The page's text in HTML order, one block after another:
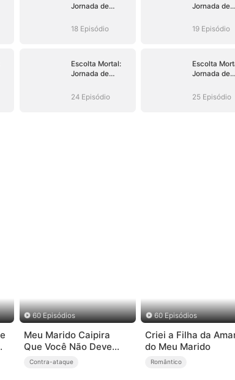
Jornada de
18 Episódio
Jornada de
19 Episódio
Escolta Mortal:
Jornada de
24 Episódio
Escolta
Jornada de
25 Episódio
60 Episódios
Meu Marido Caipira
Que Você Não Deve
Provocar (Dublado)
Contra-ataque
60 Episódios
Criei a Filha da
do Meu Marido
Romântico